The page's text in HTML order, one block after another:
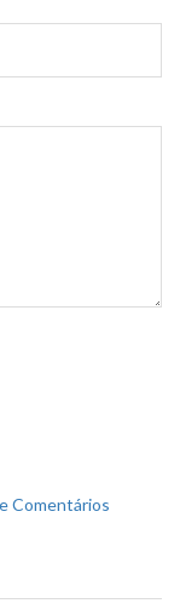
Comentários